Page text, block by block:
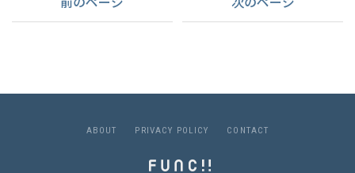
AB O UT P RIVACY PO L I CY C O NTACT